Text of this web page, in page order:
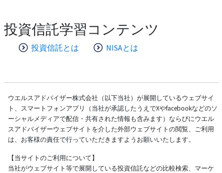
投資信託学習コンテンツ
投資信託とは NISAとは
ウエルスアドバイザー株式会社（以下当社）が展開しているウェブサイ
ト、スマートフォンアプリ（当社が承認したうえでXやfacebookなどのソ
ーシャルメディアで配信・共有された情報も含みます）ならびにウエル
スアドバイザーウェブサイトを介した外部ウェブサイトの閲覧、ご利用
は、お客様の責任で行っていただきますようお願いいたします。
【当サイトのご利用について】
当社がウェブサイト等で展開している投資信託などの比較検索、マーケ